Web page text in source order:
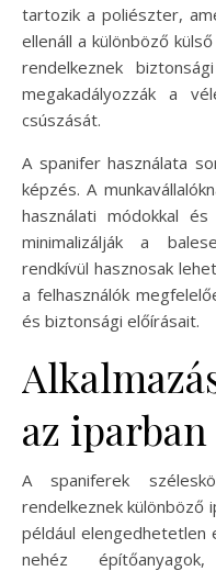
tartozik a poliészter,
ellenáll a különböző
rendelkeznek
megakadályozzák a
csúszását.
A spanifer használata
képzés. A
használati módokkal
minimalizálják a
rendkívül hasznosak
a felhasználók
és biztonsági előírásait.
az iparban
A spaniferek
rendelkeznek különböző
például elengedhetetlen
nehéz